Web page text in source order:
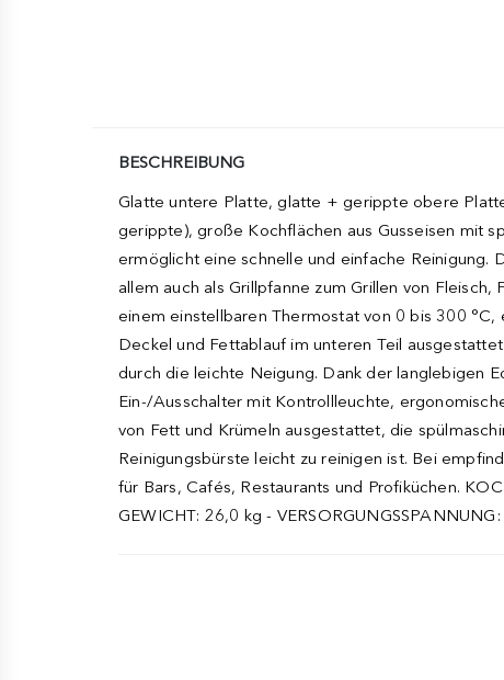
BESCHREIBUNG
Glatte untere Platte, glatte + gerippte obere
gerippte), große Kochflächen aus Gusseisen mit
ermöglicht eine schnelle und einfache Reinigung.
allem auch als Grillpfanne zum Grillen von
einem einstellbaren Thermostat von 0 bis 300
Deckel und Fettablauf im unteren Teil
durch die leichte Neigung. Dank der langlebigen
Ein-/Ausschalter mit Kontrollleuchte,
von Fett und Krümeln ausgestattet, die
Reinigungsbürste leicht zu reinigen ist. Bei
für Bars, Cafés, Restaurants und Profiküchen.
GEWICHT: 26,0 kg -